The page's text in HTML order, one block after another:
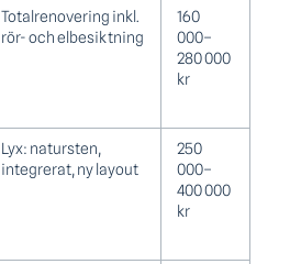
Totalrenovering inkl.
rör- och elbesiktning
160
000–
280 000
kr
Lyx: natursten,
integrerat, ny layout
250
000–
400 000
kr